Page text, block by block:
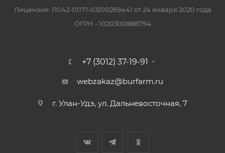
Лицензия: Л042-01171-03/00269441 от 24 января 2020 года
ОГРН - 1020300888794
+7 (3012) 37-19-91
webzakaz@burfarm.ru
г. Улан-Удэ, ул. Дальневосточная, 7